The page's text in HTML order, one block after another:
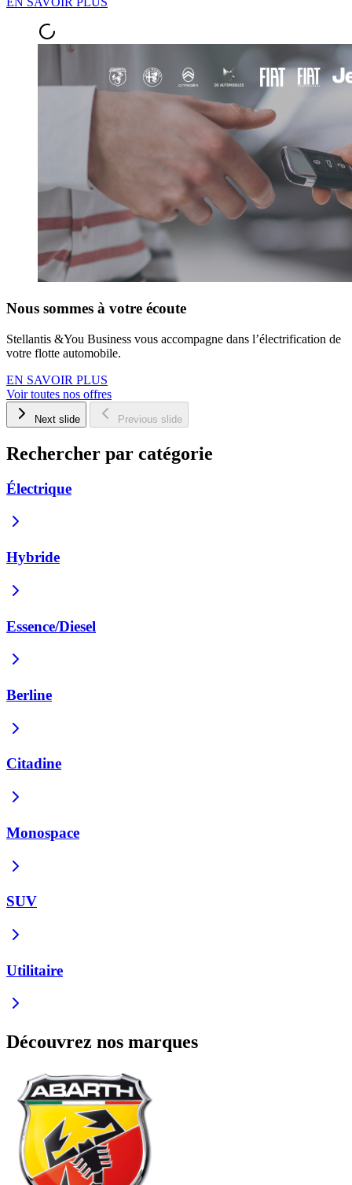
Nous sommes à votre écoute
Stellantis &You Business vous accompagne dans l’électrification de
votre flotte automobile.
EN SAVOIR PLUS
Voir toutes nos offres
Next slide Previous slide
Rechercher par catégorie
Électrique
Hybride
Essence/Diesel
Berline
Citadine
Monospace
SUV
Utilitaire
Découvrez nos marques